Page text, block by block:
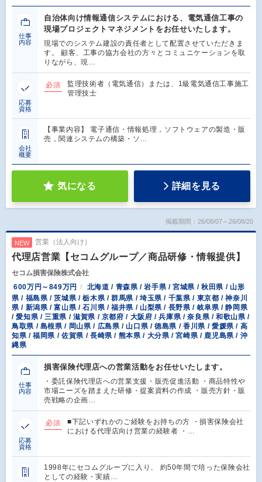
仕事
内容
自治体向け情報通信システムにおける、電気通信工事の
現場プロジェクトマネジメントをお任せいたします。
現場でのシステム建設の責任者として配置させていただきま
す。 顧客、工事の協力会社の方々とコミュニケーションを取
りながら、現…
応募
資格
必須
監理技術者（電気通信）または、1級電気通信工事施工
管理技士
会社
概要
【事業内容】 電子通信・情報処理，ソフトウェアの製造・販
売，関連システムの構築・ソ…
気になる 詳細を見る
掲載期間：26/08/07～26/08/20
NEW 営業（法人向け）
代理店営業【セコムグループ／商品研修・情報提供】
セコム損害保険株式会社
600万円～849万円
北海道 / 青森県 / 岩手県 / 宮城県 / 秋田県 / 山形
県 / 福島県 / 茨城県 / 栃木県 / 群馬県 / 埼玉県 / 千葉県 / 東京都 / 神奈川
県 / 新潟県 / 富山県 / 石川県 / 福井県 / 山梨県 / 長野県 / 岐阜県 / 静岡県
/ 愛知県 / 三重県 / 滋賀県 / 京都府 / 大阪府 / 兵庫県 / 奈良県 / 和歌山県 /
鳥取県 / 島根県 / 岡山県 / 広島県 / 山口県 / 徳島県 / 香川県 / 愛媛県 / 高
知県 / 福岡県 / 佐賀県 / 長崎県 / 熊本県 / 大分県 / 宮崎県 / 鹿児島県 / 沖
縄県
仕事
内容
損害保険代理店への営業活動をお任せいたします。
・委託保険代理店への営業支援・販売促進活動 ・商品特性や
市場ニーズを踏まえた研修・提案資料の作成 ・販売方針・販
売戦略の企画…
応募
資格
必須
■下記いずれかのご経験をお持ちの方 ・損害保険会社
における代理店向け営業の経験者 ・…
1998年にセコムグループに入り、 約50年間で培った保険会社
としての経験・実績…